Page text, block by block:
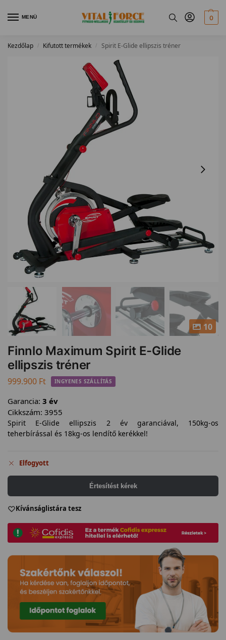
MENÜ 0
Kezdőlap / Kifutott termékek / Spirit E-Glide ellipszis tréner
10
Finnlo Maximum Spirit E-Glide
ellipszis tréner
999.900 Ft INGYENES SZÁLLÍTÁS
Garancia: 3 év
Cikkszám: 3955
Spirit E-Glide ellipszis 2 év garanciával, 150kg-os
teherbírással és 18kg-os lendítő kerékkel!
Elfogyott
Értesítést kérek
Kívánságlistára tesz